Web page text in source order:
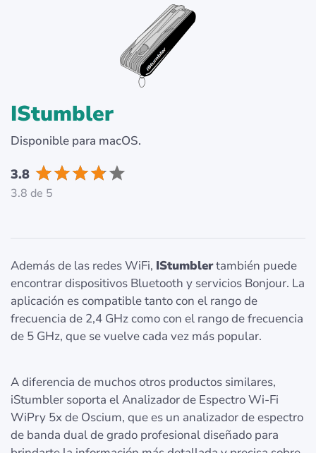
IStumbler
Disponible para macOS.
3.8
3.8 de 5
Además de las redes WiFi, IStumblertambién puede
encontrar dispositivos Bluetooth y servicios Bonjour. La
aplicación es compatible tanto con el rango de
frecuencia de 2,4 GHz como con el rango de frecuencia
de 5 GHz, que se vuelve cada vez más popular.
A diferencia de muchos otros productos similares,
iStumbler soporta el Analizador de Espectro Wi-Fi
WiPry 5x de Oscium, que es un analizador de espectro
de banda dual de grado profesional diseñado para